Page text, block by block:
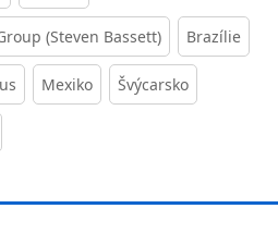
(Steven Bassett) Brazílie
Mexiko Švýcarsko